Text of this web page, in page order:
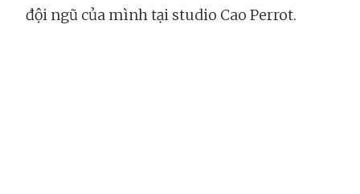
đội ngũ của mình tại studio Cao Perrot.